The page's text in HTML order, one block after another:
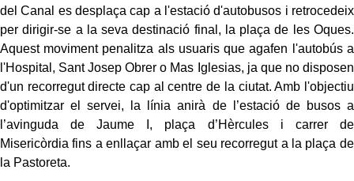
del Canal es desplaça cap a l'estació d'autobusos i retrocedeix
per dirigir-se a la seva destinació final, la plaça de les Oques.
Aquest moviment penalitza als usuaris que agafen l'autobús a
l'Hospital, Sant Josep Obrer o Mas Iglesias, ja que no disposen
d'un recorregut directe cap al centre de la ciutat. Amb l'objectiu
d'optimitzar el servei, la línia anirà de l’estació de busos a
l’avinguda de Jaume I, plaça d’Hèrcules i carrer de
Misericòrdia fins a enllaçar amb el seu recorregut a la plaça de
la Pastoreta.